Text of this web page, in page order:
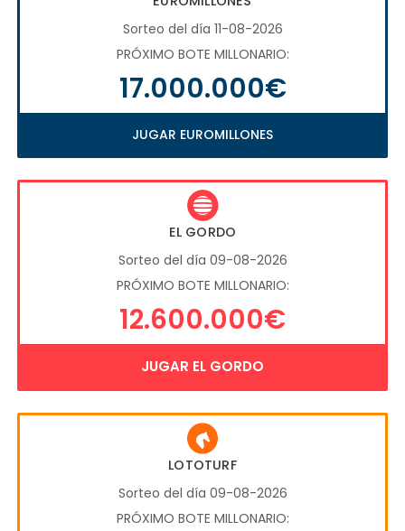
Sorteo del día 11-08-2026
PRÓXIMO BOTE MILLONARIO:
17.000.000€
JUGAR EUROMILLONES
EL GORDO
Sorteo del día 09-08-2026
PRÓXIMO BOTE MILLONARIO:
12.600.000€
JUGAR EL GORDO
LOTOTURF
Sorteo del día 09-08-2026
PRÓXIMO BOTE MILLONARIO: